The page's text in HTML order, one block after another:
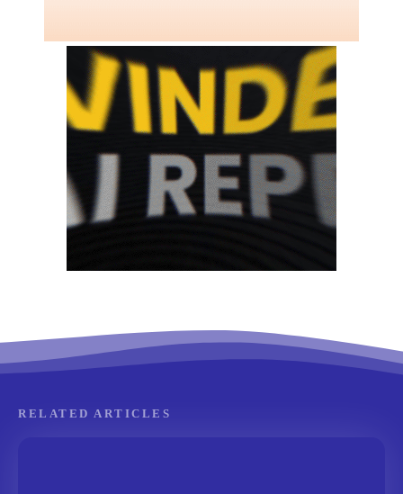
RELATED ARTICLES